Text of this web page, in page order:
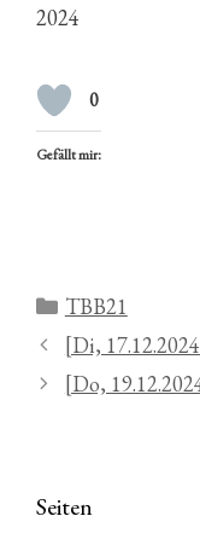
2024
0
Gefällt mir:
Kategorien
TBB21
[Di,
[Do,
Seiten